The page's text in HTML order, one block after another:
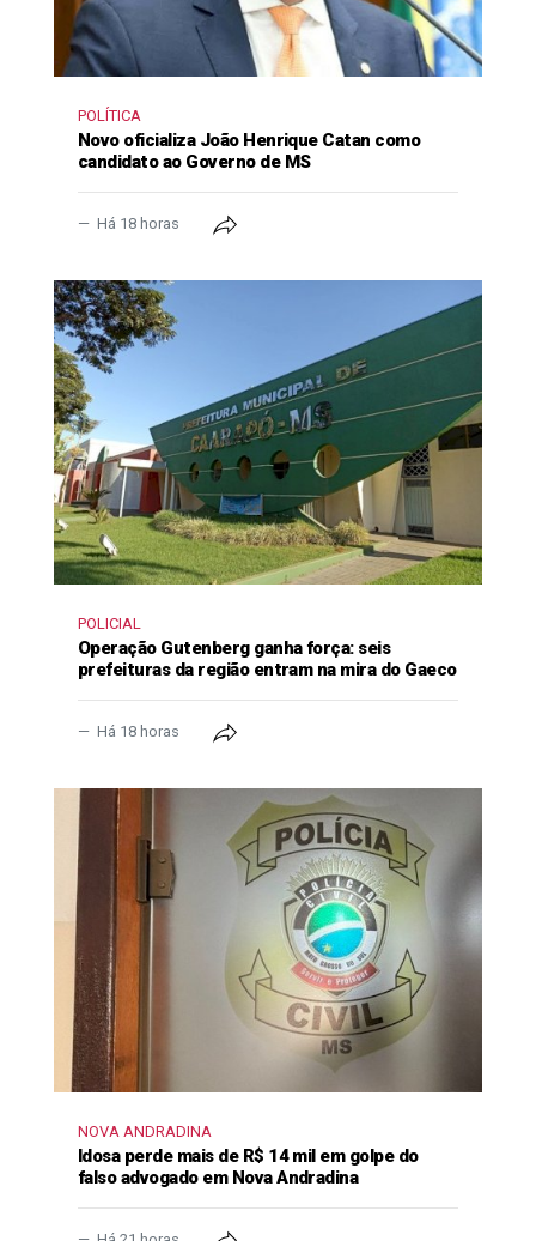
POLÍTICA
Novo oficializa João Henrique Catan como
candidato ao Governo de MS
Há 18 horas
POLICIAL
Operação Gutenberg ganha força: seis
prefeituras da região entram na mira do Gaeco
Há 18 horas
NOVA ANDRADINA
Idosa perde mais de R$ 14 mil em golpe do
falso advogado em Nova Andradina